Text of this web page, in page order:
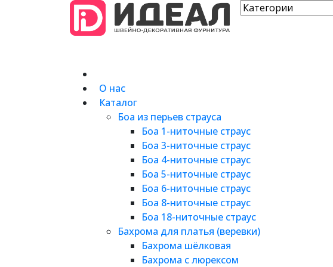
О нас
Каталог
Боа из перьев страуса
Боа 1-ниточные страус
Боа 3-ниточные страус
Боа 4-ниточные страус
Боа 5-ниточные страус
Боа 6-ниточные страус
Боа 8-ниточные страус
Боа 18-ниточные страус
Бахрома для платья (веревки)
Бахрома шёлковая
Бахрома с люрексом